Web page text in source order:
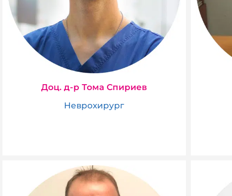
Доц. д-р Тома Спириев
Неврохирург